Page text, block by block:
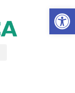
Abrir